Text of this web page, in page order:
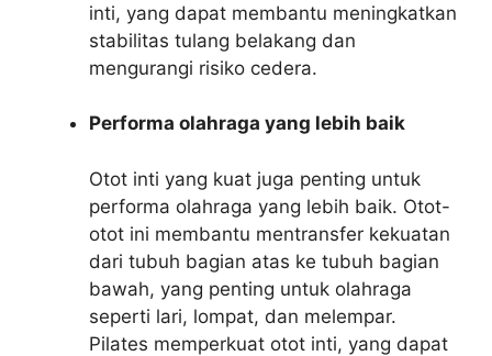
inti, yang dapat membantu meningkatkan
stabilitas tulang belakang dan
mengurangi risiko cedera.
Performa olahraga yang lebih baik
Otot inti yang kuat juga penting untuk
performa olahraga yang lebih baik. Otot-
otot ini membantu mentransfer kekuatan
dari tubuh bagian atas ke tubuh bagian
bawah, yang penting untuk olahraga
seperti lari, lompat, dan melempar.
Pilates memperkuat otot inti, yang dapat